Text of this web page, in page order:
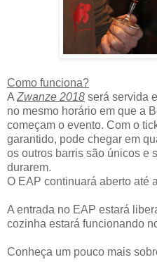
Como funciona?
A Zwanze 2018 será servida
no mesmo horário em que a
começam o evento. Com o
garantido, pode chegar em
os outros barris são únicos e
durarem.
O EAP continuará aberto até
A entrada no EAP estará
cozinha estará funcionando
Conheça um pouco mais